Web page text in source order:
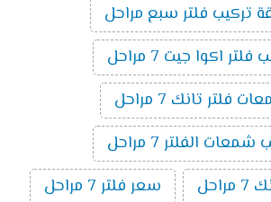
تركيب فلتر سبع مراحل
اكوا جيت 7 مراحل
فلتر تانك 7 مراحل
شمعات الفلتر 7 مراحل
سعر فلتر 7 مراحل